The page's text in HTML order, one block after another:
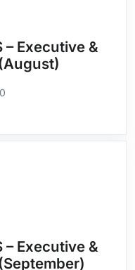
Executive &
Executive &